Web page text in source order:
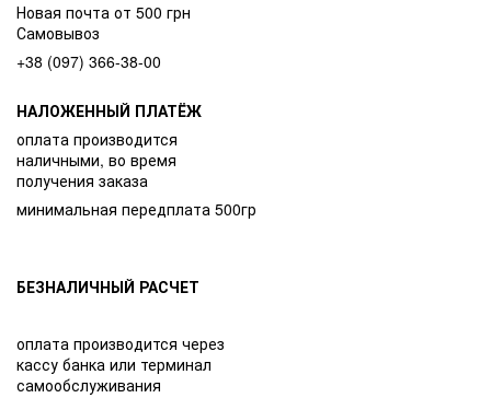
Новая почта от 500 грн
Самовывоз
+38 (097) 366-38-00
НАЛОЖЕННЫЙ ПЛАТЁЖ
оплата производится
наличными, во время
получения заказа
минимальная передплата 500гр
БЕЗНАЛИЧНЫЙ РАСЧЕТ
оплата производится через
кассу банка или терминал
самообслуживания